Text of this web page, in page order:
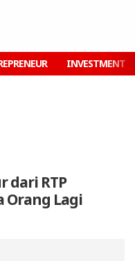
INVESTMENT
dari RTP
Orang Lagi